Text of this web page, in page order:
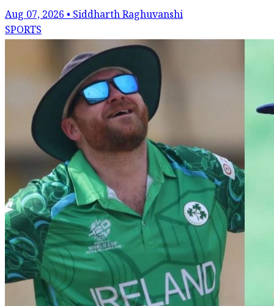
Aug 07, 2026 • Siddharth Raghuvanshi
SPORTS